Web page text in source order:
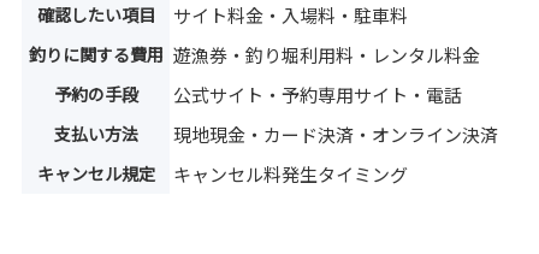
確認したい項目 サイト料金・入場料・駐車料
釣りに関する費用 遊漁券・釣り堀利用料・レンタル料金
予約の手段 公式サイト・予約専用サイト・電話
支払い方法 現地現金・カード決済・オンライン決済
キャンセル規定 キャンセル料発生タイミング